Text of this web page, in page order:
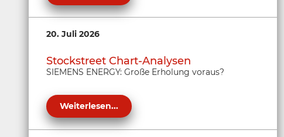
20. Juli 2026
Stockstreet Chart-Analysen
SIEMENS ENERGY: Große Erholung voraus?
Weiterlesen...